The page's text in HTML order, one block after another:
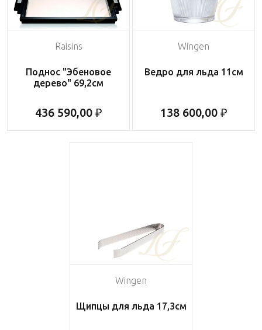
Raisins
Поднос "Эбеновое
дерево" 69,2см
436 590,00 ₽
Wingen
Ведро для льда 11см
138 600,00 ₽
Wingen
Щипцы для льда 17,3см